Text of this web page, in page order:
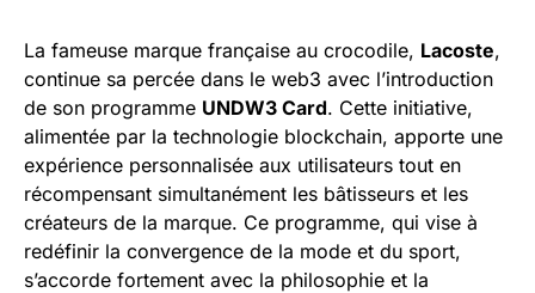
La fameuse marque française au crocodile, Lacoste,
continue sa percée dans le web3 avec l’introduction
de son programme UNDW3 Card. Cette initiative,
alimentée par la technologie blockchain, apporte une
expérience personnalisée aux utilisateurs tout en
récompensant simultanément les bâtisseurs et les
créateurs de la marque. Ce programme, qui vise à
redéfinir la convergence de la mode et du sport,
s’accorde fortement avec la philosophie et la